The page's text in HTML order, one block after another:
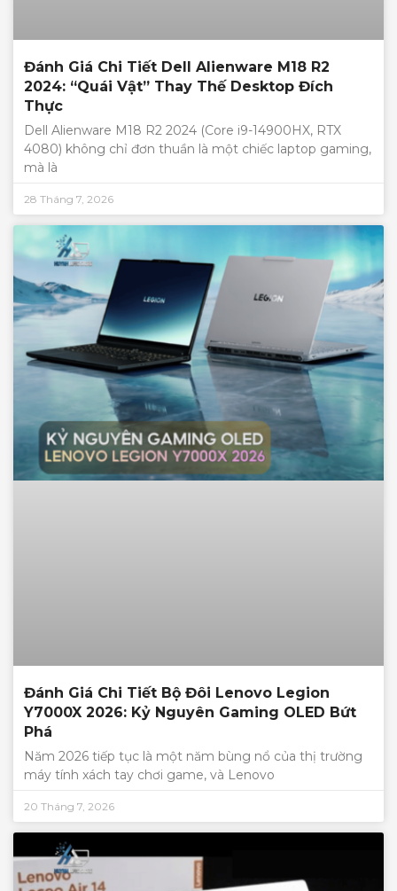
Đánh Giá Chi Tiết Dell Alienware M18 R2
2024: “Quái Vật” Thay Thế Desktop Đích
Thực
Dell Alienware M18 R2 2024 (Core i9-14900HX, RTX
4080) không chỉ đơn thuần là một chiếc laptop gaming,
mà là
28 Tháng 7, 2026
Đánh Giá Chi Tiết Bộ Đôi Lenovo Legion
Y7000X 2026: Kỷ Nguyên Gaming OLED Bứt
Phá
Năm 2026 tiếp tục là một năm bùng nổ của thị trường
máy tính xách tay chơi game, và Lenovo
20 Tháng 7, 2026